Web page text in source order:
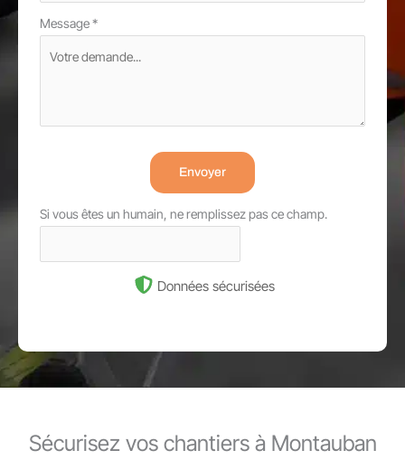
Message*
Envoyer
Si vous êtes un humain, ne remplissez pas ce champ.
Données sécurisées
Sécurisez vos chantiers à Montauban